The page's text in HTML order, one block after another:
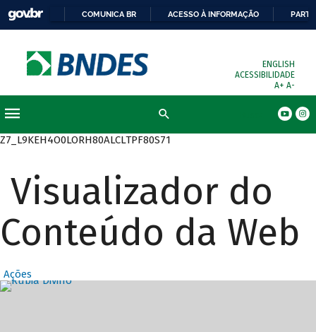
COMUNICA BR ACESSO À INFORMAÇÃO
ENGLISH
ACESSIBILIDADE
A+ A-
Z7_L9KEH4O0LORH80ALCLTPF80S71
Visualizador do
Conteúdo da Web
Ações
Destaques